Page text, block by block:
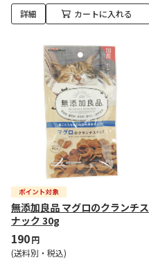
詳細 カートに入れる
無添加良品 マグロのクランチス
ナック 30g
190円
(送料別・税込)